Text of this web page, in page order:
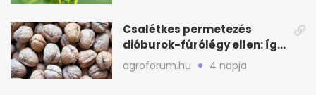
Csalétkes permetezés
dióburok-fúrólégy ellen: így
csináld a kertben
agroforum.hu 4 napja